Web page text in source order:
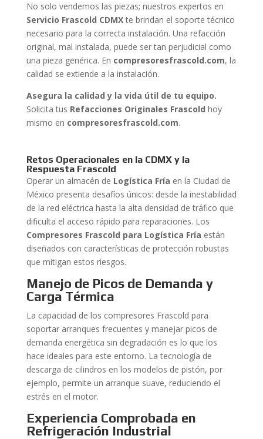
No solo vendemos las piezas; nuestros expertos en
Servicio Frascold CDMXte brindan el soporte técnico
necesario para la correcta instalación. Una refacción
original, mal instalada, puede ser tan perjudicial como
una pieza genérica. En compresoresfrascold.com, la
calidad se extiende a la instalación.
Asegura la calidad y la vida útil de tu equipo.
Solicita tus Refacciones Originales Frascold hoy
mismo en compresoresfrascold.com.
Retos Operacionales en la CDMX y la
Respuesta Frascold
Operar un almacén de Logística Fría en la Ciudad de
México presenta desafíos únicos: desde la inestabilidad
de la red eléctrica hasta la alta densidad de tráfico que
dificulta el acceso rápido para reparaciones. Los
Compresores Frascold para Logística Fría están
diseñados con características de protección robustas
que mitigan estos riesgos.
Manejo de Picos de Demanda y
Carga Térmica
La capacidad de los compresores Frascold para
soportar arranques frecuentes y manejar picos de
demanda energética sin degradación es lo que los
hace ideales para este entorno. La tecnología de
descarga de cilindros en los modelos de pistón, por
ejemplo, permite un arranque suave, reduciendo el
estrés en el motor.
Experiencia Comprobada en
Refrigeración Industrial